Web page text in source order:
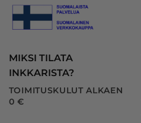
MIKSI TILATA
INKKARISTA?
TOIMITUSKULUT ALKAEN
0 €